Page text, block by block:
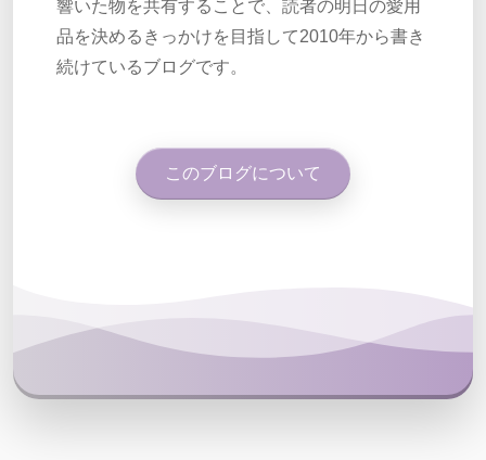
響いた物を共有することで、読者の明日の愛用
品を決めるきっかけを目指して2010年から書き
続けているブログです。
このブログについて